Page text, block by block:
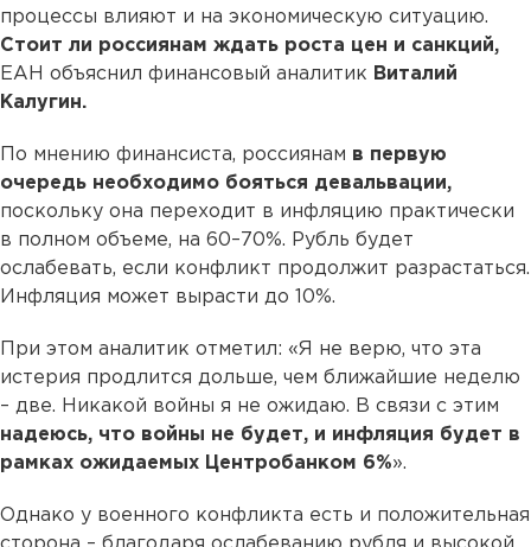
процессы влияют и на экономическую ситуацию.
Стоит ли россиянам ждать роста цен и санкций,
ЕАН объяснил финансовый аналитик Виталий
Калугин.
По мнению финансиста, россиянам в первую
очередь необходимо бояться девальвации,
поскольку она переходит в инфляцию практически
в полном объеме, на 60–70%. Рубль будет
ослабевать, если конфликт продолжит разрастаться.
Инфляция может вырасти до 10%.
При этом аналитик отметил: «Я не верю, что эта
истерия продлится дольше, чем ближайшие неделю
– две. Никакой войны я не ожидаю. В связи с этим
надеюсь, что войны не будет, и инфляция будет в
рамках ожидаемых Центробанком 6%».
Однако у военного конфликта есть и положительная